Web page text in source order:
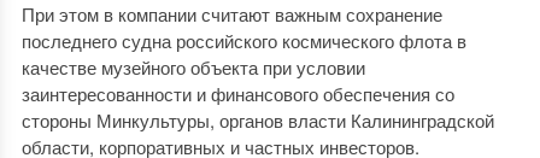
При этом в компании считают важным сохранение
последнего судна российского космического флота в
качестве музейного объекта при условии
заинтересованности и финансового обеспечения со
стороны Минкультуры, органов власти Калининградской
области, корпоративных и частных инвесторов.